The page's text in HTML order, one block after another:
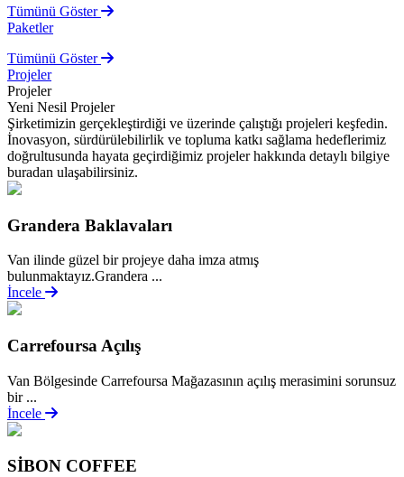
Tümünü Göster
Paketler
Tümünü Göster
Projeler
Projeler
Yeni Nesil Projeler
Şirketimizin gerçekleştirdiği ve üzerinde çalıştığı projeleri keşfedin.
İnovasyon, sürdürülebilirlik ve topluma katkı sağlama hedeflerimiz
doğrultusunda hayata geçirdiğimiz projeler hakkında detaylı bilgiye
buradan ulaşabilirsiniz.
Grandera Baklavaları
Van ilinde güzel bir projeye daha imza atmış
bulunmaktayız.Grandera ...
İncele
Carrefoursa Açılış
Van Bölgesinde Carrefoursa Mağazasının açılış merasimini sorunsuz
bir ...
İncele
SİBON COFFEE